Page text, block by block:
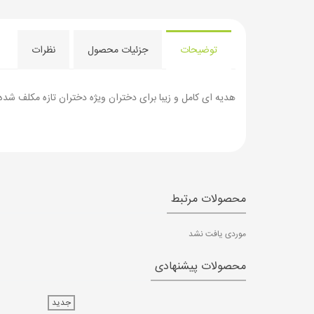
توضیحات جزئیات محصول نظرات
هدیه ای کامل و زیبا برای دختران ویژه دختران تازه مکلف
محصولات مرتبط
موردی یافت نشد
محصولات پیشنهادی
جدید